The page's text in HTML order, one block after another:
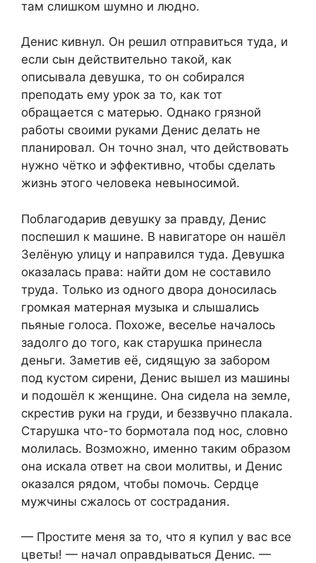
там слишком шумно и людно.
Денис кивнул. Он решил отправиться туда, и
если сын действительно такой, как
описывала девушка, то он собирался
преподать ему урок за то, как тот
обращается с матерью. Однако грязной
работы своими руками Денис делать не
планировал. Он точно знал, что действовать
нужно чётко и эффективно, чтобы сделать
жизнь этого человека невыносимой.
Поблагодарив девушку за правду, Денис
поспешил к машине. В навигаторе он нашёл
Зелёную улицу и направился туда. Девушка
оказалась права: найти дом не составило
труда. Только из одного двора доносилась
громкая матерная музыка и слышались
пьяные голоса. Похоже, веселье началось
задолго до того, как старушка принесла
деньги. Заметив её, сидящую за забором
под кустом сирени, Денис вышел из машины
и подошёл к женщине. Она сидела на земле,
скрестив руки на груди, и беззвучно плакала.
Старушка что-то бормотала под нос, словно
молилась. Возможно, именно таким образом
она искала ответ на свои молитвы, и Денис
оказался рядом, чтобы помочь. Сердце
мужчины сжалось от сострадания.
— Простите меня за то, что я купил у вас все
цветы! — начал оправдываться Денис. —